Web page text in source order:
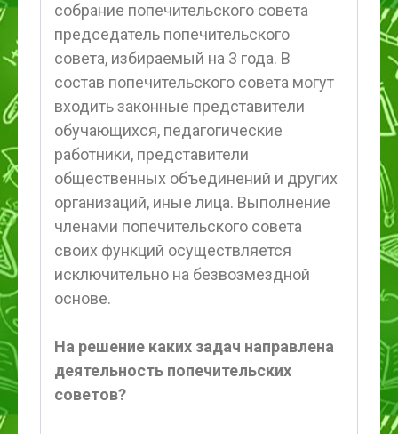
собрание попечительского совета
председатель попечительского
совета, избираемый на 3 года. В
состав попечительского совета могут
входить законные представители
обучающихся, педагогические
работники, представители
общественных объединений и других
организаций, иные лица. Выполнение
членами попечительского совета
своих функций осуществляется
исключительно на безвозмездной
основе.
На решение каких задач направлена
деятельность попечительских
советов?